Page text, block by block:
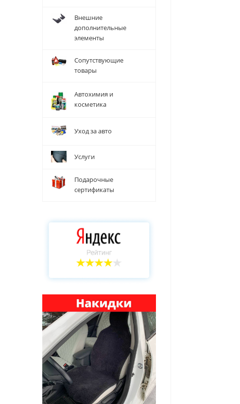
Внешние
дополнительные
элементы
Сопутствующие
товары
Автохимия и
косметика
Уход за авто
Услуги
Подарочные
сертификаты